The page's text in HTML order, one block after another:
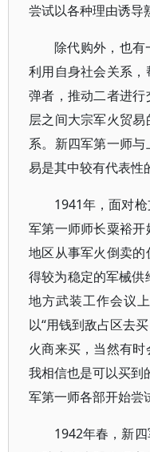
尝试以各种理由诱导
除代购外，也有
利用自身社会关系
弹者，推动二者进
层之间大宗军火贸
系。新四军第一师
易是其中较有代表性
1941年，面对
军第一师师长粟裕
地区从事军火倒卖
得较为稳定的军械
地方武装工作会议
以“用钱到敌占区去
火商来买，当然有时
我相信也是可以买到
军第一师各部开始尝
1942年春，新